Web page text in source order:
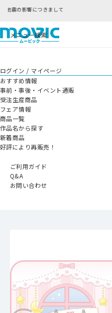
して
メニュー検索
ログイン / マイページ
おすすめ情報
事前・事後・イベント通販
受注生産商品
フェア情報
商品一覧
作品名から探す
新着商品
好評により再販売！
ご利用ガイド
Q&A
お問い合わせ